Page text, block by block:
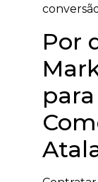
Por